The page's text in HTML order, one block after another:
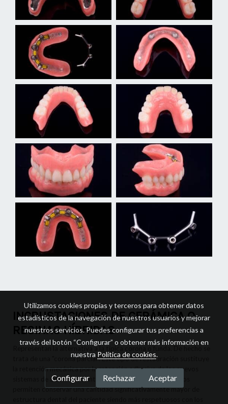
INCRUSTACIONES DE CERÁMICA O
RESINAS HÍBRIDAS
Representan la alternativa a la típica corona o funda. De hecho se
trata de una "corona parcial". Este tipo de restauración sustituye
la retención mecánica por la retención adhesiva de los nuevos
sistemas de adhesivos dentales. La gran ventaja es que nos
permiten conservar una cantidad significativamente mayor de
Utilizamos cookies propias y terceros para obtener datos
estadísticos de la navegación de nuestros usuarios y mejorar
nuestros servicios. Puedes configurar tus preferencias a
través del botón “Configurar” o obtener más información en
nuestra Política de cookies.
Configurar Rechazar Aceptar